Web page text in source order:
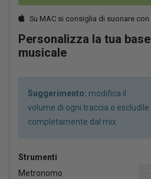
Su MAC si consiglia di suonare con
Personalizza la tua base
musicale
Suggerimento: modifica il
volume di ogni traccia o escludile
completamente dal mix
Strumenti
Metronomo